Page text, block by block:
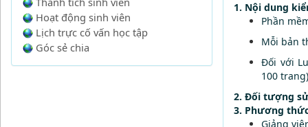
Hoạt động sinh viên
Lịch trực cố vấn học tập
Góc sẻ chia
1. Nội dung
Phần
Mỗi bản
Đối với
100
2. Đối tượng
3. Phương
Giảng